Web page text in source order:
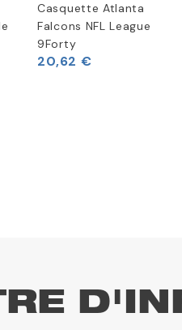
Casquette Atlanta
Falcons NFL League
9Forty
20,62 €